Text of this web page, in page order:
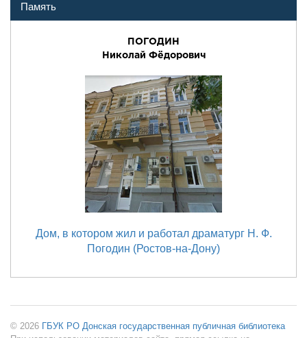
Память
ПОГОДИН
Николай Фёдорович
Дом, в котором жил и работал драматург Н. Ф.
Погодин (Ростов-на-Дону)
© 2026 ГБУК РО Донская государственная публичная библиотека